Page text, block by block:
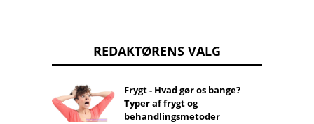
REDAKTØRENS VALG
Frygt - Hvad gør os bange?
Typer af frygt og
behandlingsmetoder